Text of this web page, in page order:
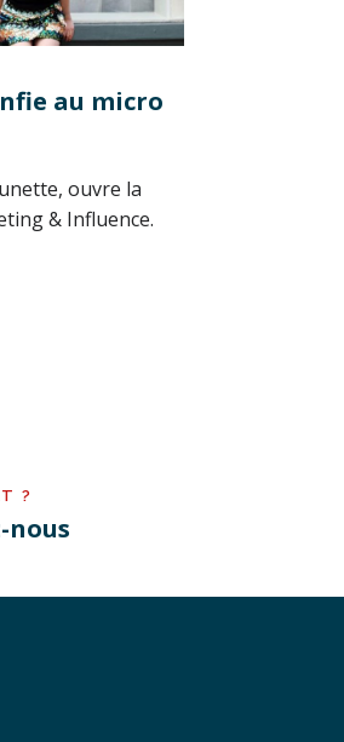
au micro
ouvre la
& Influence.
?
nous